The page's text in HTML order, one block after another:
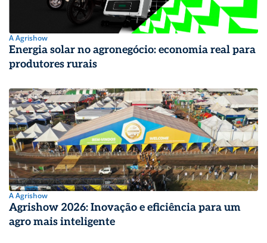
A Agrishow
Energia solar no agronegócio: economia real para
produtores rurais
A Agrishow
Agrishow 2026: Inovação e eficiência para um
agro mais inteligente